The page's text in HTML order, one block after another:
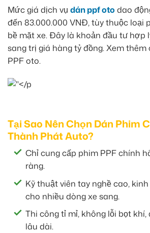
Mức giá dịch vụ dán ppf otodao
đến 83.000.000 VNĐ, tùy thuộc loại
bề mặt xe. Đây là khoản đầu tư hợp
sang trị giá hàng tỷ đồng. Xem
PPF oto.
Tại Sao Nên Chọn Dán Phim
Thành Phát Auto?
Chỉ cung cấp phim PPF chính
ràng.
Kỹ thuật viên tay nghề cao,
cho nhiều dòng xe sang.
Thi công tỉ mỉ, không lỗi bọt khí,
lâu dài.